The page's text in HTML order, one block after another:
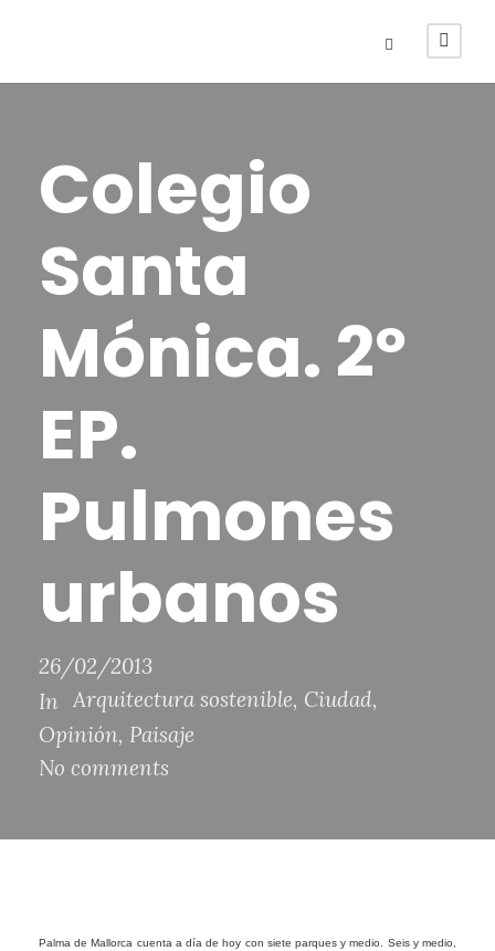
Colegio
Santa
Mónica. 2º
EP.
Pulmones
urbanos
26/02/2013
In Arquitectura sostenible, Ciudad,
Opinión, Paisaje
No comments
Palma de Mallorca cuenta a día de hoy con siete parques y medio. Seis y medio,